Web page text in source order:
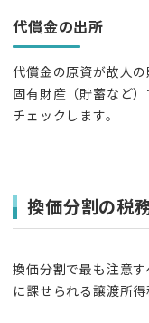
代償金の出所
代償金の原資が故人
固有財産（貯蓄など
チェックします。
換価分割の税
換価分割で最も注意
に課せられる譲渡所得